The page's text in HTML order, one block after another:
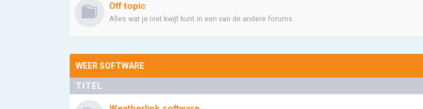
Off topic
Alles wat je niet kwijt kunt in een van de andere forums
WEER SOFTWARE
TITEL